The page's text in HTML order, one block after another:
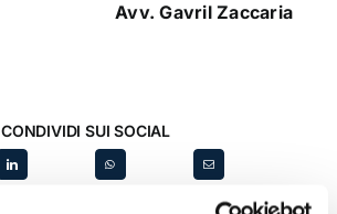
Avv. Gavril Zaccaria
CONDIVIDI SUI SOCIAL